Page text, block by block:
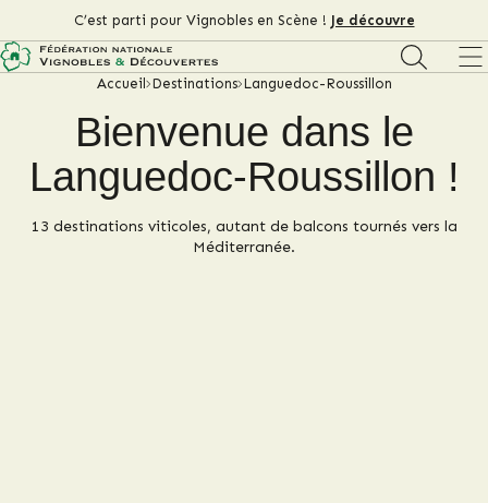
C’est parti pour Vignobles en Scène ! Je découvre
Accueil Destinations Languedoc-Roussillon
Bienvenue dans le
Languedoc-Roussillon !
13 destinations viticoles, autant de balcons tournés vers la
Méditerranée.